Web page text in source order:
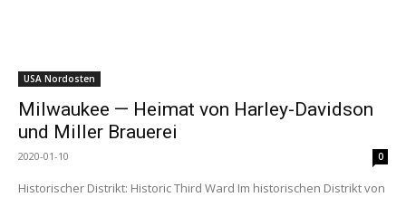
USA Nordosten
Milwaukee — Heimat von Harley-Davidson
und Miller Brauerei
2020-01-10 0
Historischer Distrikt: Historic Third Ward Im historischen Distrikt von